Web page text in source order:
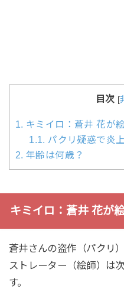
目次 [
1. キミイロ：蒼井 花が
1.1. パクリ疑惑で炎上
2. 年齢は何歳？
キミイロ：蒼井 花が
蒼井さんの盗作（パクリ
ストレーター（絵師）は
す。